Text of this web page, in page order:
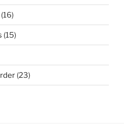
(16)
(15)
(23)